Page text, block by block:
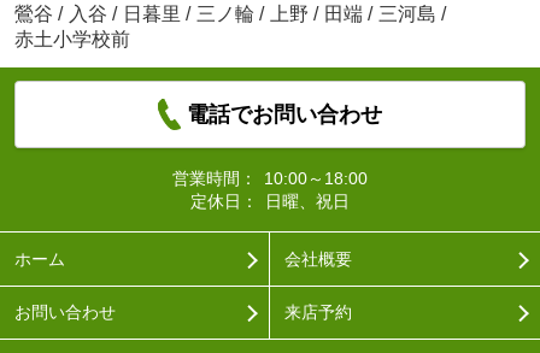
鶯谷 / 入谷 / 日暮里 / 三ノ輪 / 上野 / 田端 / 三河島 /
赤土小学校前
電話でお問い合わせ
営業時間：
10:00～18:00
定休日：
日曜、祝日
ホーム 会社概要
お問い合わせ 来店予約